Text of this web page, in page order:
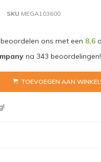
SKU MEGA103600
ons met een 8,6
na 343 beoordelingen!
TOEVOEGEN AAN
150,- (NL)